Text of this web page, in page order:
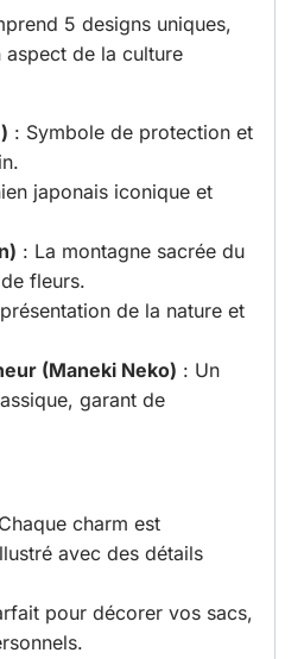
5 designs uniques,
aspect de la culture
: Symbole de protection et
japonais iconique et
: La montagne sacrée du
fleurs.
de la nature et
(Maneki Neko) : Un
garant de
charm est
avec des détails
pour décorer vos sacs,